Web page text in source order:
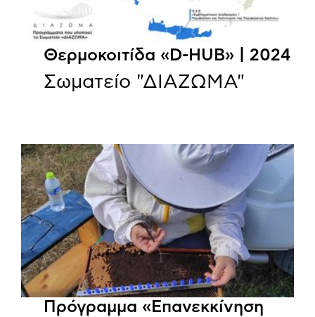
Θερμοκοιτίδα «D-HUB» | 2024
Σωματείο "ΔΙΑΖΩΜΑ"
Πρόγραμμα «Επανεκκίνηση